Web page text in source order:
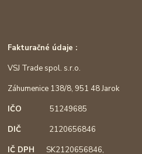
Fakturačné údaje :
VSJ Trade spol. s.r.o.
Záhumenice 138/8, 951 48 Jarok
IČO51249685
DIČ 2120656846
IČ DPHSK2120656846,